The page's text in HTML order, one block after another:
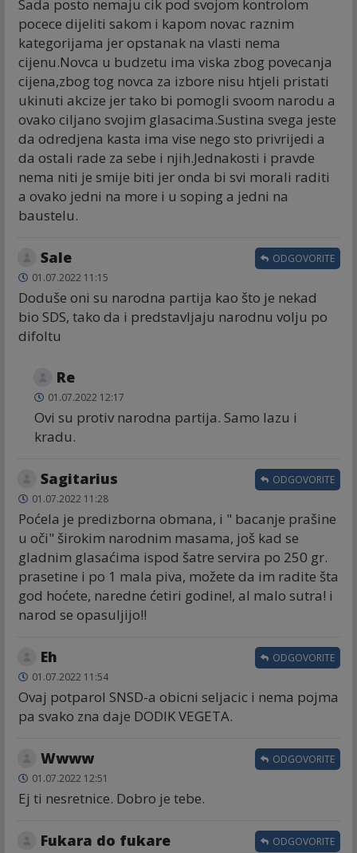
Sada posto nemaju cik pod svojom kontrolom
pocece dijeliti sakom i kapom novac raznim
kategorijama jer opstanak na vlasti nema
cijenu.Novca u budzetu ima viska zbog povecanja
cijena,zbog tog novca za izbore nisu htjeli pristati
ukinuti akcize jer tako bi pomogli svoom narodu a
ovako ciljano svojim glasacima.Sustina svega jeste
da odredjena kasta ima vise nego sto privrijedi a
da ostali rade za sebe i njih.Jednakosti i pravde
nema niti je smije biti jer onda bi svi morali raditi
a ovako jedni na more i u soping a jedni na
baustelu.
Sale
01.07.2022 11:15
Doduše oni su narodna partija kao što je nekad
bio SDS, tako da i predstavljaju narodnu volju po
difoltu
ODGOVORITE
Re
01.07.2022 12:17
Ovi su protiv narodna partija. Samo lazu i
kradu.
Sagitarius
01.07.2022 11:28
Poćela je predizborna obmana, i " bacanje prašine
u oči" širokim narodnim masama, još kad se
gladnim glasaćima ispod šatre servira po 250 gr.
prasetine i po 1 mala piva, možete da im radite šta
god hoćete, naredne ćetiri godine!, al malo sutra! i
narod se opasuljijo!!
ODGOVORITE
Eh
01.07.2022 11:54
Ovaj potparol SNSD-a obicni seljacic i nema pojma
pa svako zna daje DODIK VEGETA.
ODGOVORITE
Wwww
01.07.2022 12:51
Ej ti nesretnice. Dobro je tebe.
ODGOVORITE
Fukara do fukare ODGOVORITE